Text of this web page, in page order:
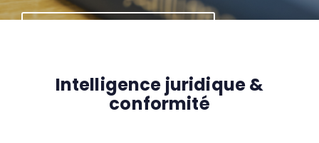
Intelligence juridique &
conformité